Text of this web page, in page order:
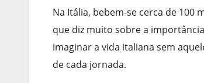
Na Itália, bebem-se cerca de 100
que diz muito sobre a
imaginar a vida italiana sem
de cada jornada.